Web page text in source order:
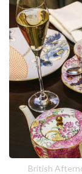
British